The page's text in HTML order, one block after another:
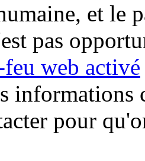
et le
pas
feu web activé
informations
pour